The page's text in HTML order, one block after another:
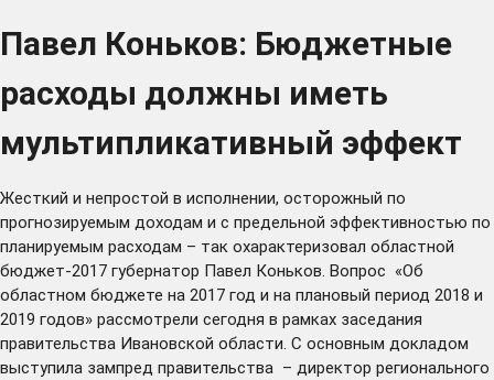
Павел Коньков: Бюджетные
расходы должны иметь
мультипликативный эффект
Жесткий и непростой в исполнении, осторожный по
прогнозируемым доходам и с предельной эффективностью по
планируемым расходам – так охарактеризовал областной
бюджет-2017 губернатор Павел Коньков. Вопрос «Об
областном бюджете на 2017 год и на плановый период 2018 и
2019 годов» рассмотрели сегодня в рамках заседания
правительства Ивановской области. С основным докладом
выступила зампред правительства – директор регионального